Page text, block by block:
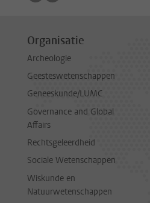
Organisatie
Archeologie
Geesteswetenschappen
Geneeskunde/LUMC
Governance and Global
Affairs
Rechtsgeleerdheid
Sociale Wetenschappen
Wiskunde en
Natuurwetenschappen